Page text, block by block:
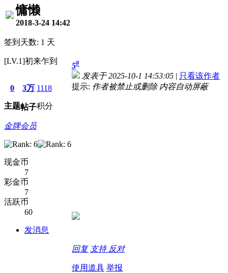
慵懒
2018-3-24 14:42
签到天数: 1 天
[LV.1]初来乍到
0
主题
3万
帖子
1118
积分
金牌会员
现金币
7
彩金币
7
活跃币
60
发消息
5#
发表于 2025-10-1 14:53:05 | 只看该作者
提示: 作者被禁止或删除 内容自动屏蔽
回复 支持 反对
使用道具 举报